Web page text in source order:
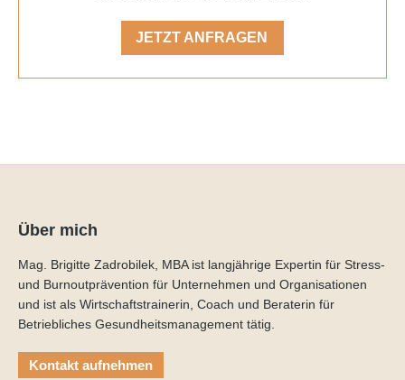
JETZT ANFRAGEN
Über mich
Mag. Brigitte Zadrobilek, MBA ist langjährige Expertin für Stress-
und Burnoutprävention für Unternehmen und Organisationen
und ist als Wirtschaftstrainerin, Coach und Beraterin für
Betriebliches Gesundheitsmanagement tätig.
Kontakt aufnehmen